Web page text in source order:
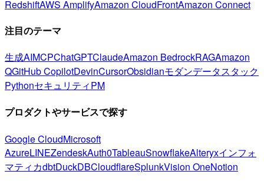
RedshiftAWS AmplifyAmazon CloudFrontAmazon Connect
注目のテーマ
生成AIMCPChatGPTClaudeAmazon BedrockRAGAmazon
QGitHub CopilotDevinCursorObsidianモダンデータスタック
PythonセキュリティPM
プロダクトやサービスで探す
Google CloudMicrosoft
AzureLINEZendeskAuth0TableauSnowflakeAlteryxインフォ
マティカdbtDuckDBCloudflareSplunkVision OneNotion